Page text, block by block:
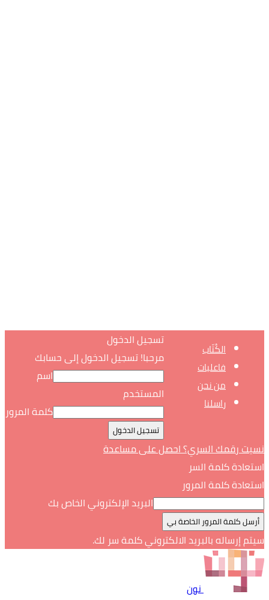
الكُتّاب
فاعليات
من نحن
راسلنا
تسجيل الدخول
مرحبا! تسجيل الدخول إلى حسابك
اسم
المستخدم
كلمة المرور
نسيت رقمك السري؟ احصل على مساعدة
استعادة كلمة السر
استعادة كلمة المرور
البريد الإلكتروني الخاص بك
سيتم إرساله بالبريد الالكتروني كلمة سر لك.
نون